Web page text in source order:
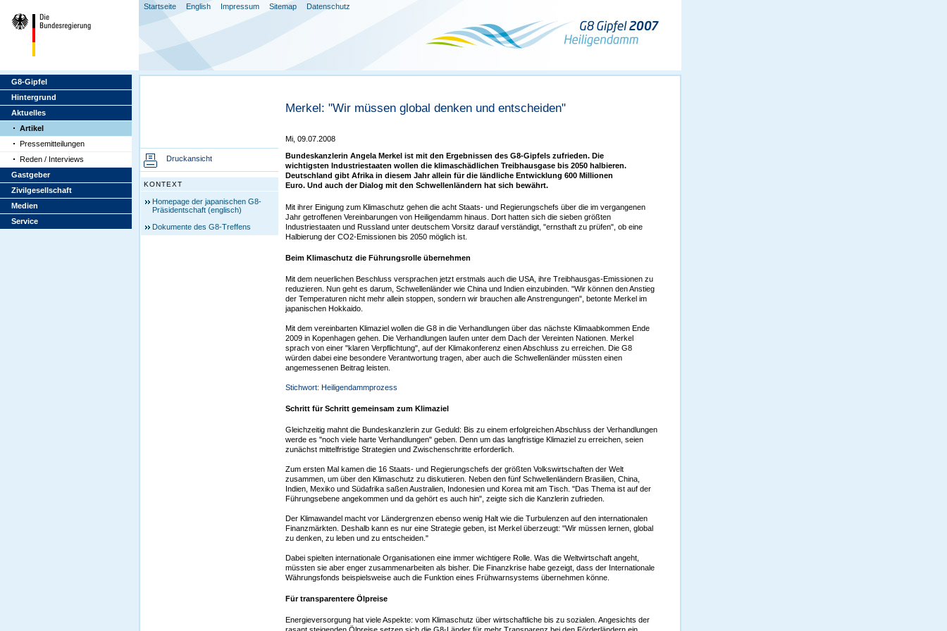
Startseite English Impressum Sitemap Datenschutz
G8-Gipfel
Hintergrund
Aktuelles
Artikel
Pressemitteilungen
Reden / Interviews
Gastgeber
Zivilgesellschaft
Medien
Service
Merkel: "Wir müssen global denken und entscheiden"
Mi, 09.07.2008
Druckansicht
KONTEXT
Homepage der japanischen G8-
Präsidentschaft (englisch)
Dokumente des G8-Treffens
Bundeskanzlerin Angela Merkel ist mit den Ergebnissen des G8-Gipfels zufrieden. Die
wichtigsten Industriestaaten wollen die klimaschädlichen Treibhausgase bis 2050 halbieren.
Deutschland gibt Afrika in diesem Jahr allein für die ländliche Entwicklung 600 Millionen
Euro. Und auch der Dialog mit den Schwellenländern hat sich bewährt.
Mit ihrer Einigung zum Klimaschutz gehen die acht Staats- und Regierungschefs über die im vergangenen
Jahr getroffenen Vereinbarungen von Heiligendamm hinaus. Dort hatten sich die sieben größten
Industriestaaten und Russland unter deutschem Vorsitz darauf verständigt, "ernsthaft zu prüfen", ob eine
Halbierung der CO2-Emissionen bis 2050 möglich ist.
Beim Klimaschutz die Führungsrolle übernehmen
Mit dem neuerlichen Beschluss versprachen jetzt erstmals auch die USA, ihre Treibhausgas-Emissionen zu
reduzieren. Nun geht es darum, Schwellenländer wie China und Indien einzubinden. "Wir können den Anstieg
der Temperaturen nicht mehr allein stoppen, sondern wir brauchen alle Anstrengungen", betonte Merkel im
japanischen Hokkaido.
Mit dem vereinbarten Klimaziel wollen die G8 in die Verhandlungen über das nächste Klimaabkommen Ende
2009 in Kopenhagen gehen. Die Verhandlungen laufen unter dem Dach der Vereinten Nationen. Merkel
sprach von einer "klaren Verpflichtung", auf der Klimakonferenz einen Abschluss zu erreichen. Die G8
würden dabei eine besondere Verantwortung tragen, aber auch die Schwellenländer müssten einen
angemessenen Beitrag leisten.
Stichwort: Heiligendammprozess
Schritt für Schritt gemeinsam zum Klimaziel
Gleichzeitig mahnt die Bundeskanzlerin zur Geduld: Bis zu einem erfolgreichen Abschluss der Verhandlungen
werde es "noch viele harte Verhandlungen" geben. Denn um das langfristige Klimaziel zu erreichen, seien
zunächst mittelfristige Strategien und Zwischenschritte erforderlich.
Zum ersten Mal kamen die 16 Staats- und Regierungschefs der größten Volkswirtschaften der Welt
zusammen, um über den Klimaschutz zu diskutieren. Neben den fünf Schwellenländern Brasilien, China,
Indien, Mexiko und Südafrika saßen Australien, Indonesien und Korea mit am Tisch. "Das Thema ist auf der
Führungsebene angekommen und da gehört es auch hin", zeigte sich die Kanzlerin zufrieden.
Der Klimawandel macht vor Ländergrenzen ebenso wenig Halt wie die Turbulenzen auf den internationalen
Finanzmärkten. Deshalb kann es nur eine Strategie geben, ist Merkel überzeugt: "Wir müssen lernen, global
zu denken, zu leben und zu entscheiden."
Dabei spielten internationale Organisationen eine immer wichtigere Rolle. Was die Weltwirtschaft angeht,
müssten sie aber enger zusammenarbeiten als bisher. Die Finanzkrise habe gezeigt, dass der Internationale
Währungsfonds beispielsweise auch die Funktion eines Frühwarnsystems übernehmen könne.
Für transparentere Ölpreise
Energieversorgung hat viele Aspekte: vom Klimaschutz über wirtschaftliche bis zu sozialen. Angesichts der